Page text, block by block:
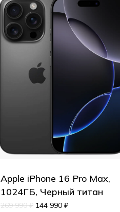
Apple iPhone 16 Pro Max,
1024ГБ, Черный титан
269 990₽ 144 990 ₽